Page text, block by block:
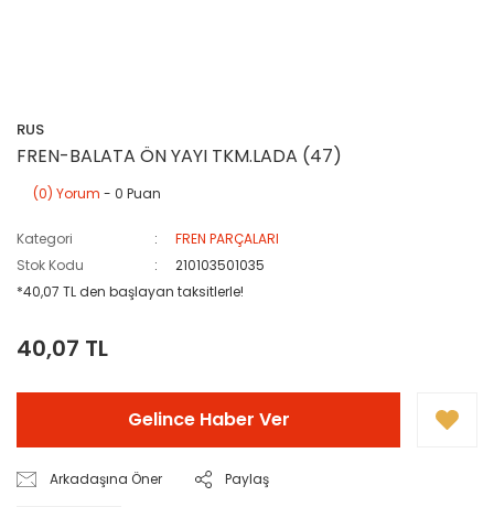
RUS
FREN-BALATA ÖN YAYI TKM.LADA (47)
(0) Yorum - 0 Puan
Kategori
FREN PARÇALARI
Stok Kodu
210103501035
*40,07 TL den başlayan taksitlerle!
40,07 TL
Gelince Haber Ver
Arkadaşına Öner Paylaş